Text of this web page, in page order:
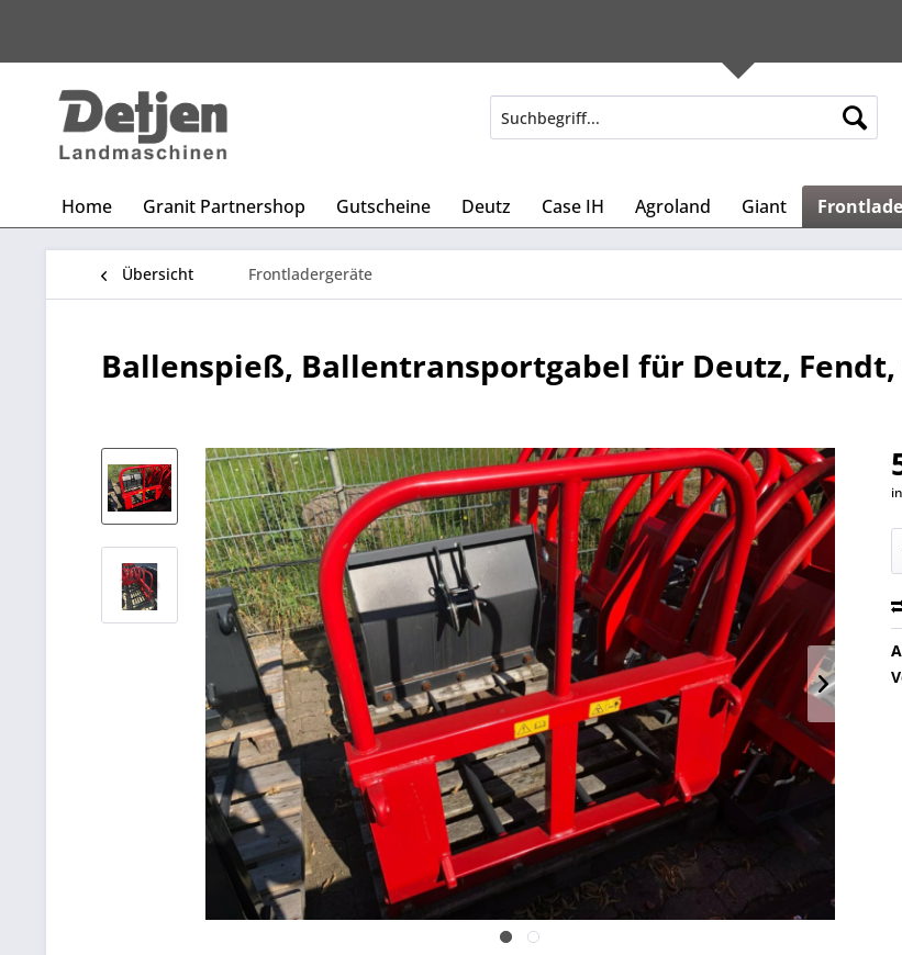
Home Granit Partnershop Gutscheine Deutz Case IH Agroland Giant
Übersicht Frontladergeräte
Ballenspieß, Ballentransportgabel für Deutz, Fendt,